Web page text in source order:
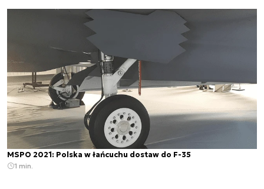
MSPO 2021: Polska w łańcuchu dostaw do F-35
1 min.